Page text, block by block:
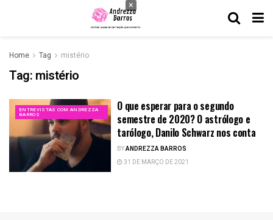
Home Tag mistério
Tag: mistério
ENTREVISTAS COM ANDREZZA
BARROS
O que esperar para o segundo
semestre de 2020? O astrólogo e
tarólogo, Danilo Schwarz nos conta
BYANDREZZA BARROS
31 DE MARÇO DE 2021
×